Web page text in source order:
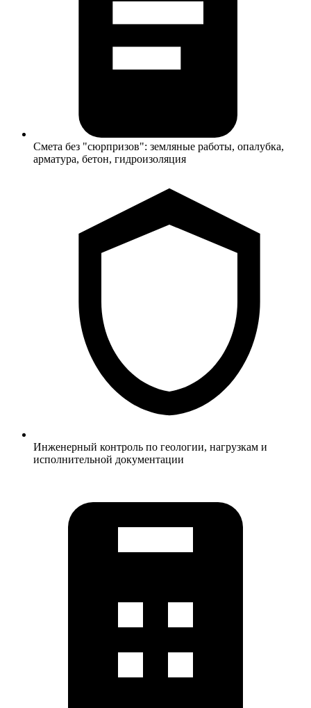
Смета без "сюрпризов": земляные работы, опалубка,
арматура, бетон, гидроизоляция
Инженерный контроль по геологии, нагрузкам и
исполнительной документации